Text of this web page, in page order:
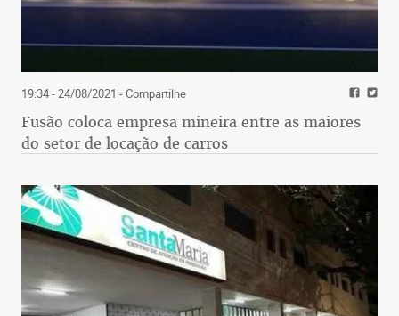
19:34 - 24/08/2021 - Compartilhe
Fusão coloca empresa mineira entre as maiores
do setor de locação de carros